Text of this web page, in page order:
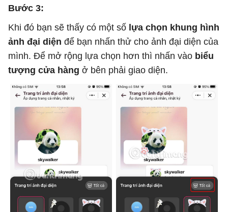
Bước 3:
Khi đó bạn sẽ thấy có một số lựa chọn khung hình
ảnh đại diện để bạn nhấn thử cho ảnh đại diện của
mình. Để mở rộng lựa chọn hơn thì nhấn vào biểu
tượng cửa hàng ở bên phải giao diện.